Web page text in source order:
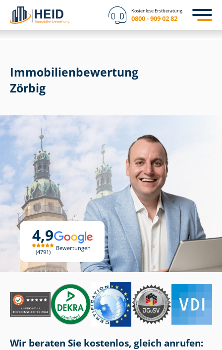
Kostenlose Erstberatung
0800 - 909 02 82
4,9
4791
Bewertungen
Immobilien­bewertung
Zörbig
Wir beraten Sie kostenlos, gleich anrufen: